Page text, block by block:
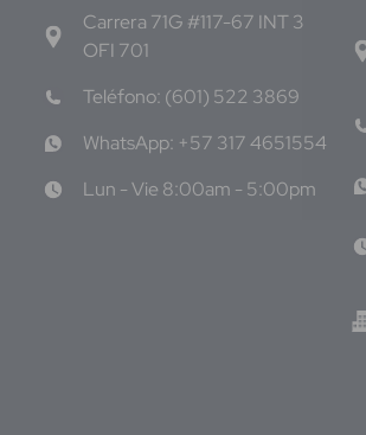
Carrera 71G #117-67 INT 3
OFI 701
Teléfono: (601) 522 3869
WhatsApp: +57 317 4651554
Lun - Vie 8:00am - 5:00pm